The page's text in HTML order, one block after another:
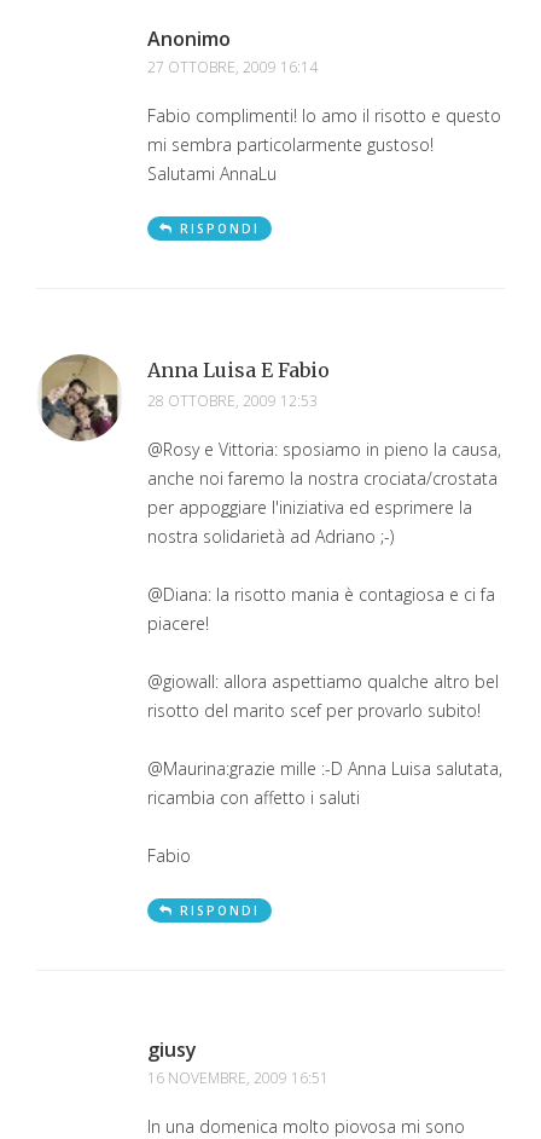
Anonimo
27 OTTOBRE, 2009 16:14
Fabio complimenti! Io amo il risotto e questo
mi sembra particolarmente gustoso!
Salutami AnnaLu
RISPONDI
Anna Luisa E Fabio
28 OTTOBRE, 2009 12:53
@Rosy e Vittoria: sposiamo in pieno la causa,
anche noi faremo la nostra crociata/crostata
per appoggiare l'iniziativa ed esprimere la
nostra solidarietà ad Adriano ;-)
@Diana: la risotto mania è contagiosa e ci fa
piacere!
@giowall: allora aspettiamo qualche altro bel
risotto del marito scef per provarlo subito!
@Maurina:grazie mille :-D Anna Luisa salutata,
ricambia con affetto i saluti
Fabio
RISPONDI
giusy
16 NOVEMBRE, 2009 16:51
In una domenica molto piovosa mi sono